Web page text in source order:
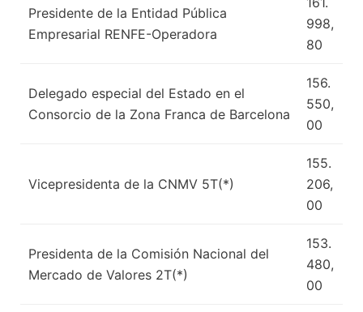
Presidente de la Entidad Pública
Empresarial RENFE-Operadora
998,
80
Delegado especial del Estado en el
Consorcio de la Zona Franca de Barcelona
156.
550,
00
Vicepresidenta de la CNMV 5T(*)
155.
206,
00
Presidenta de la Comisión Nacional del
Mercado de Valores 2T(*)
153.
480,
00